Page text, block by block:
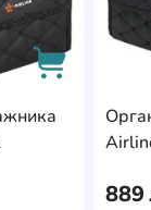
889